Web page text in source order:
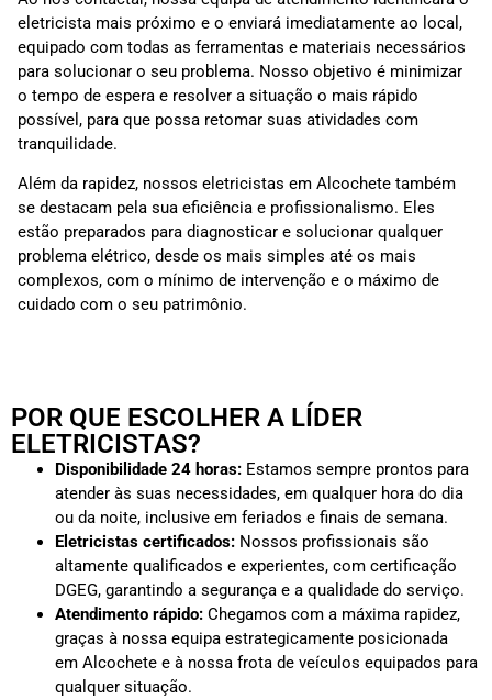
eletricista mais próximo e o enviará imediatamente ao local,
equipado com todas as ferramentas e materiais necessários
para solucionar o seu problema. Nosso objetivo é minimizar
o tempo de espera e resolver a situação o mais rápido
possível, para que possa retomar suas atividades com
tranquilidade.
Além da rapidez, nossos eletricistas em Alcochete também
se destacam pela sua eficiência e profissionalismo. Eles
estão preparados para diagnosticar e solucionar qualquer
problema elétrico, desde os mais simples até os mais
complexos, com o mínimo de intervenção e o máximo de
cuidado com o seu patrimônio.
POR QUE ESCOLHER A LÍDER
ELETRICISTAS?
Disponibilidade 24 horas: Estamos sempre prontos para
atender às suas necessidades, em qualquer hora do dia
ou da noite, inclusive em feriados e finais de semana.
Eletricistas certificados: Nossos profissionais são
altamente qualificados e experientes, com certificação
DGEG, garantindo a segurança e a qualidade do serviço.
Atendimento rápido: Chegamos com a máxima rapidez,
graças à nossa equipa estrategicamente posicionada
em Alcochete e à nossa frota de veículos equipados para
qualquer situação.